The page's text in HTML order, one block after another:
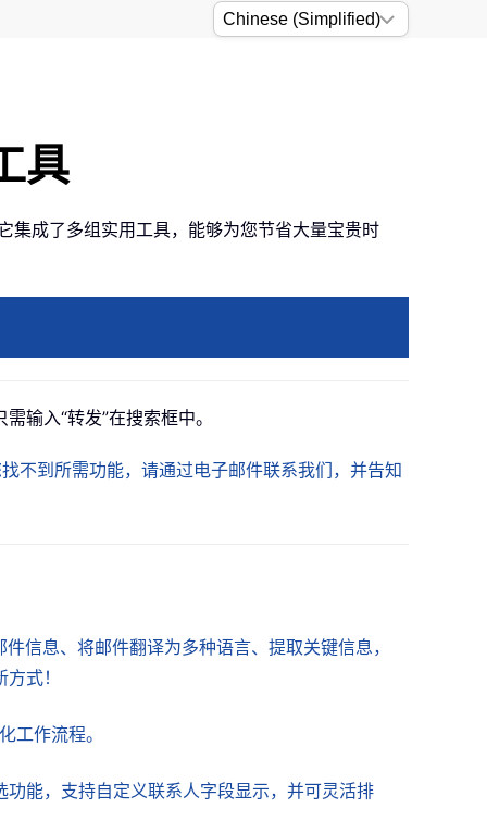
具
成了多组实用工具，能够为您节省大量宝贵时
输入“转发”在搜索框中。
不到所需功能，请通过电子邮件联系我们，并告知
信息、将邮件翻译为多种语言、提取关键信息，
式！
工作流程。
能，支持自定义联系人字段显示，并可灵活排